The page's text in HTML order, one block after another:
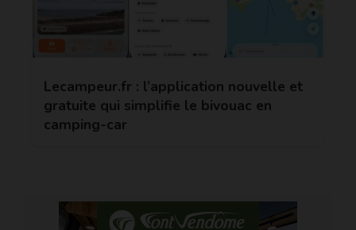
Lecampeur.fr : l’application nouvelle et
gratuite qui simplifie le bivouac en
camping-car